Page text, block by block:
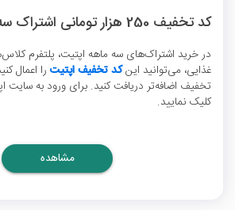
کد تخفیف 250 هزار تومانی اشتراک سه ماهه اپتیت
در خرید اشتراک‌های سه ماهه اپتیت، پلتفرم
غذایی، می‌توانید اینکد تخفیف اپتیت
تخفیف اضافه‌تر دریافت کنید. برای ورود به سایت
کلیک نمایید.
مشاهده